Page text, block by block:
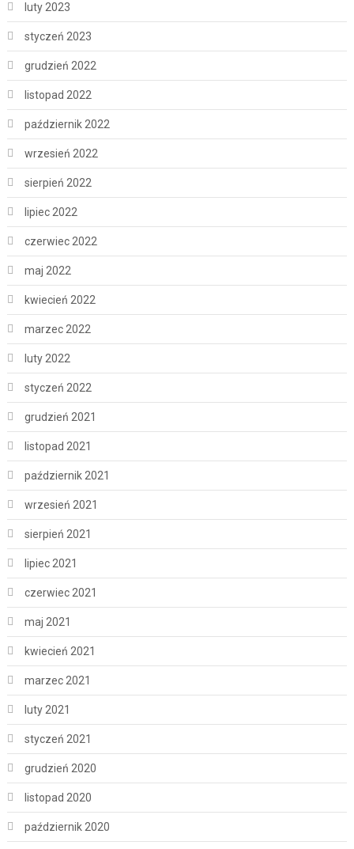
luty 2023
styczeń 2023
grudzień 2022
listopad 2022
październik 2022
wrzesień 2022
sierpień 2022
lipiec 2022
czerwiec 2022
maj 2022
kwiecień 2022
marzec 2022
luty 2022
styczeń 2022
grudzień 2021
listopad 2021
październik 2021
wrzesień 2021
sierpień 2021
lipiec 2021
czerwiec 2021
maj 2021
kwiecień 2021
marzec 2021
luty 2021
styczeń 2021
grudzień 2020
listopad 2020
październik 2020